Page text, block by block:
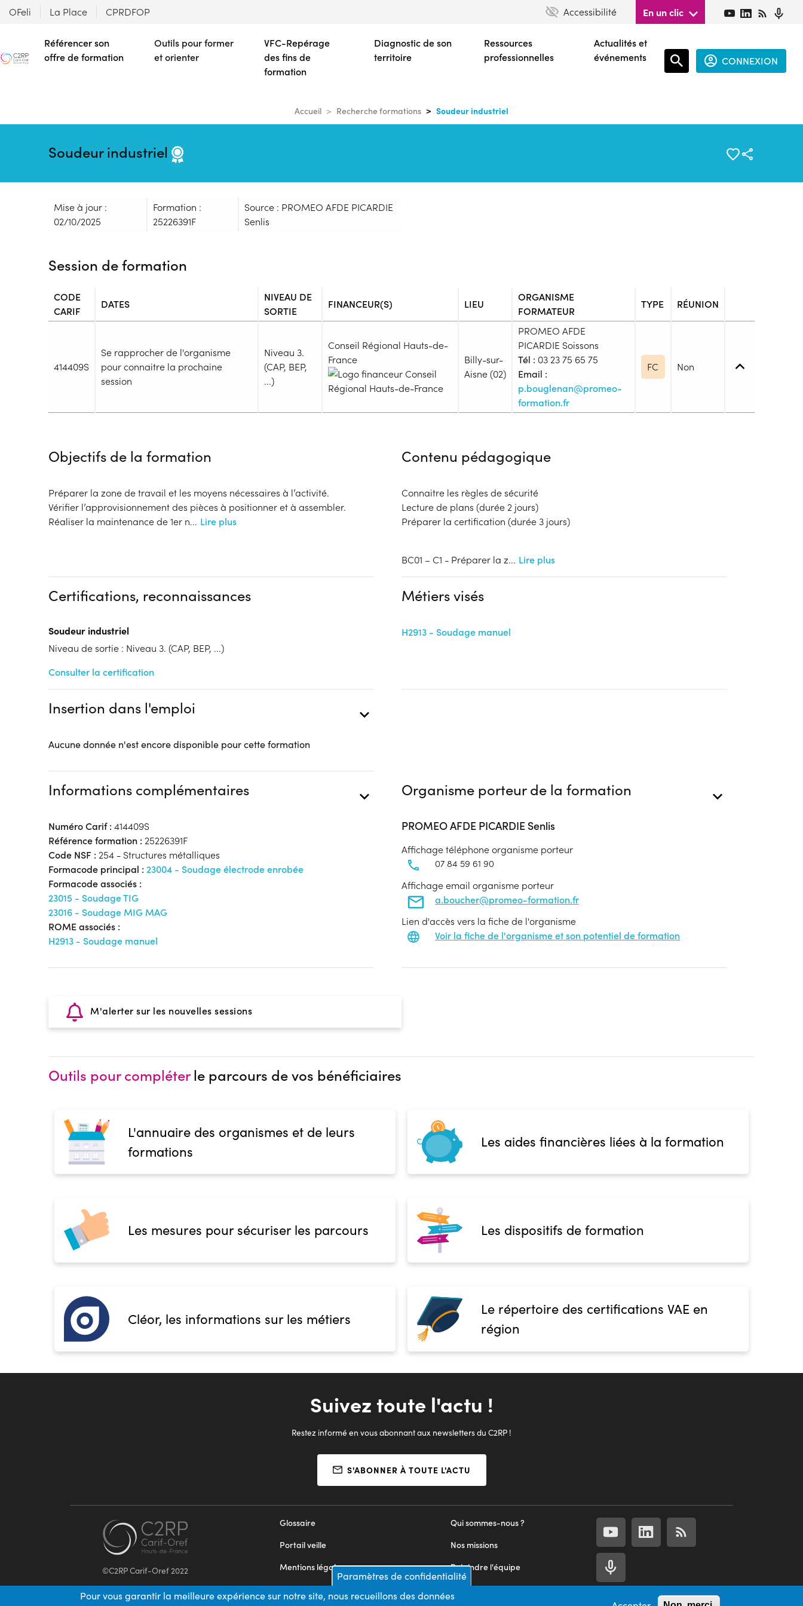
contenu
principal
OFeli La Place CPRDFOP Accessibilité En un clic
Référencer son
offre de formation
Outils pour former
et orienter
VFC-Repérage
des fins de
formation
Diagnostic de son
territoire
Ressources
professionnelles
Actualités et
événements
CONNEXION
Accueil Recherche formations Soudeur industriel
Soudeur industriel
Mise à jour :
02/10/2025
Formation :
25226391F
Source : PROMEO AFDE PICARDIE
Senlis
Session de formation
CODE
CARIF
DATES
NIVEAU DE
SORTIE
FINANCEUR(S) LIEU
ORGANISME
FORMATEUR
TYPE RÉUNION
414409S
Se rapprocher de l'organisme
pour connaitre la prochaine
session
Niveau 3.
(CAP, BEP,
...)
Conseil Régional Hauts-de-
France
Billy-sur-
Aisne (02)
PROMEO AFDE
PICARDIE Soissons
Tél : 03 23 75 65 75
Email :
p.bouglenan@promeo-
formation.fr
FC Non
Durée en centre :462h
Rythme :
Cours de jour
Type de parcours :Parcours collectif
Lieu de formation
161 Rue des Grands Prés
02200 Billy-sur-Aisne
Accès handicap :
Pas d'accès handicap
Hébergement :Pas d'hébergement
Transport :Pas de transport
Prérequis :
En recherche d'emploi, Tout public
Réunions d'informations
Aucune information
Aucune information
Objectifs de la formation
Préparer la zone de travail et les moyens nécessaires à l’activité.
Vérifier l’approvisionnement des pièces à positionner et à assembler.
Réaliser la maintenance de 1er n... Lire plus
Contenu pédagogique
Connaitre les règles de sécurité
Lecture de plans (durée 2 jours)
Préparer la certification (durée 3 jours)
BC01 – C1 - Préparer la z... Lire plus
Certifications, reconnaissances
Soudeur industriel
Niveau de sortie : Niveau 3. (CAP, BEP, ...)
Consulter la certification
Métiers visés
H2913 - Soudage manuel
Insertion dans l'emploi
Aucune donnée n'est encore disponible pour cette formation
Informations complémentaires
Numéro Carif : 414409S
Référence formation : 25226391F
Code NSF : 254 - Structures métalliques
Formacode principal : 23004 - Soudage électrode enrobée
Formacode associés :
23015 - Soudage TIG
23016 - Soudage MIG MAG
ROME associés :
H2913 - Soudage manuel
Organisme porteur de la formation
PROMEO AFDE PICARDIE Senlis
Affichage téléphone organisme porteur
07 84 59 61 90
Affichage email organisme porteur
a.boucher@promeo-formation.fr
Lien d'accès vers la fiche de l'organisme
Voir la fiche de l'organisme et son potentiel de formation
M'alerter sur les nouvelles sessions
Outils pour compléterle parcours de vos bénéficiaires
L'annuaire des organismes et de leurs
formations
Les aides financières liées à la formation
Les mesures pour sécuriser les parcours Les dispositifs de formation
Cléor, les informations sur les métiers
Le répertoire des certifications VAE en
région
Suivez toute l'actu !
Restez informé en vous abonnant aux newsletters du C2RP !
S'ABONNER À TOUTE L'ACTU
©C2RP Carif-Oref 2022
Qui sommes-nous ?
Nos missions
Rejoindre l'équipe
Nous contacter
Glossaire
Portail veille
Mentions légales
Appels d'offres
Paramètres de confidentialité
Pour vous garantir la meilleure expérience sur notre site, nous recueillons des données